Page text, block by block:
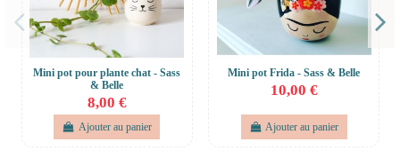
Mini pot pour plante chat - Sass
& Belle
8,00 €
Ajouter au panier
Mini pot Frida - Sass & Belle
10,00 €
Ajouter au panier